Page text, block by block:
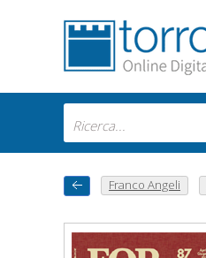
Franco Angeli